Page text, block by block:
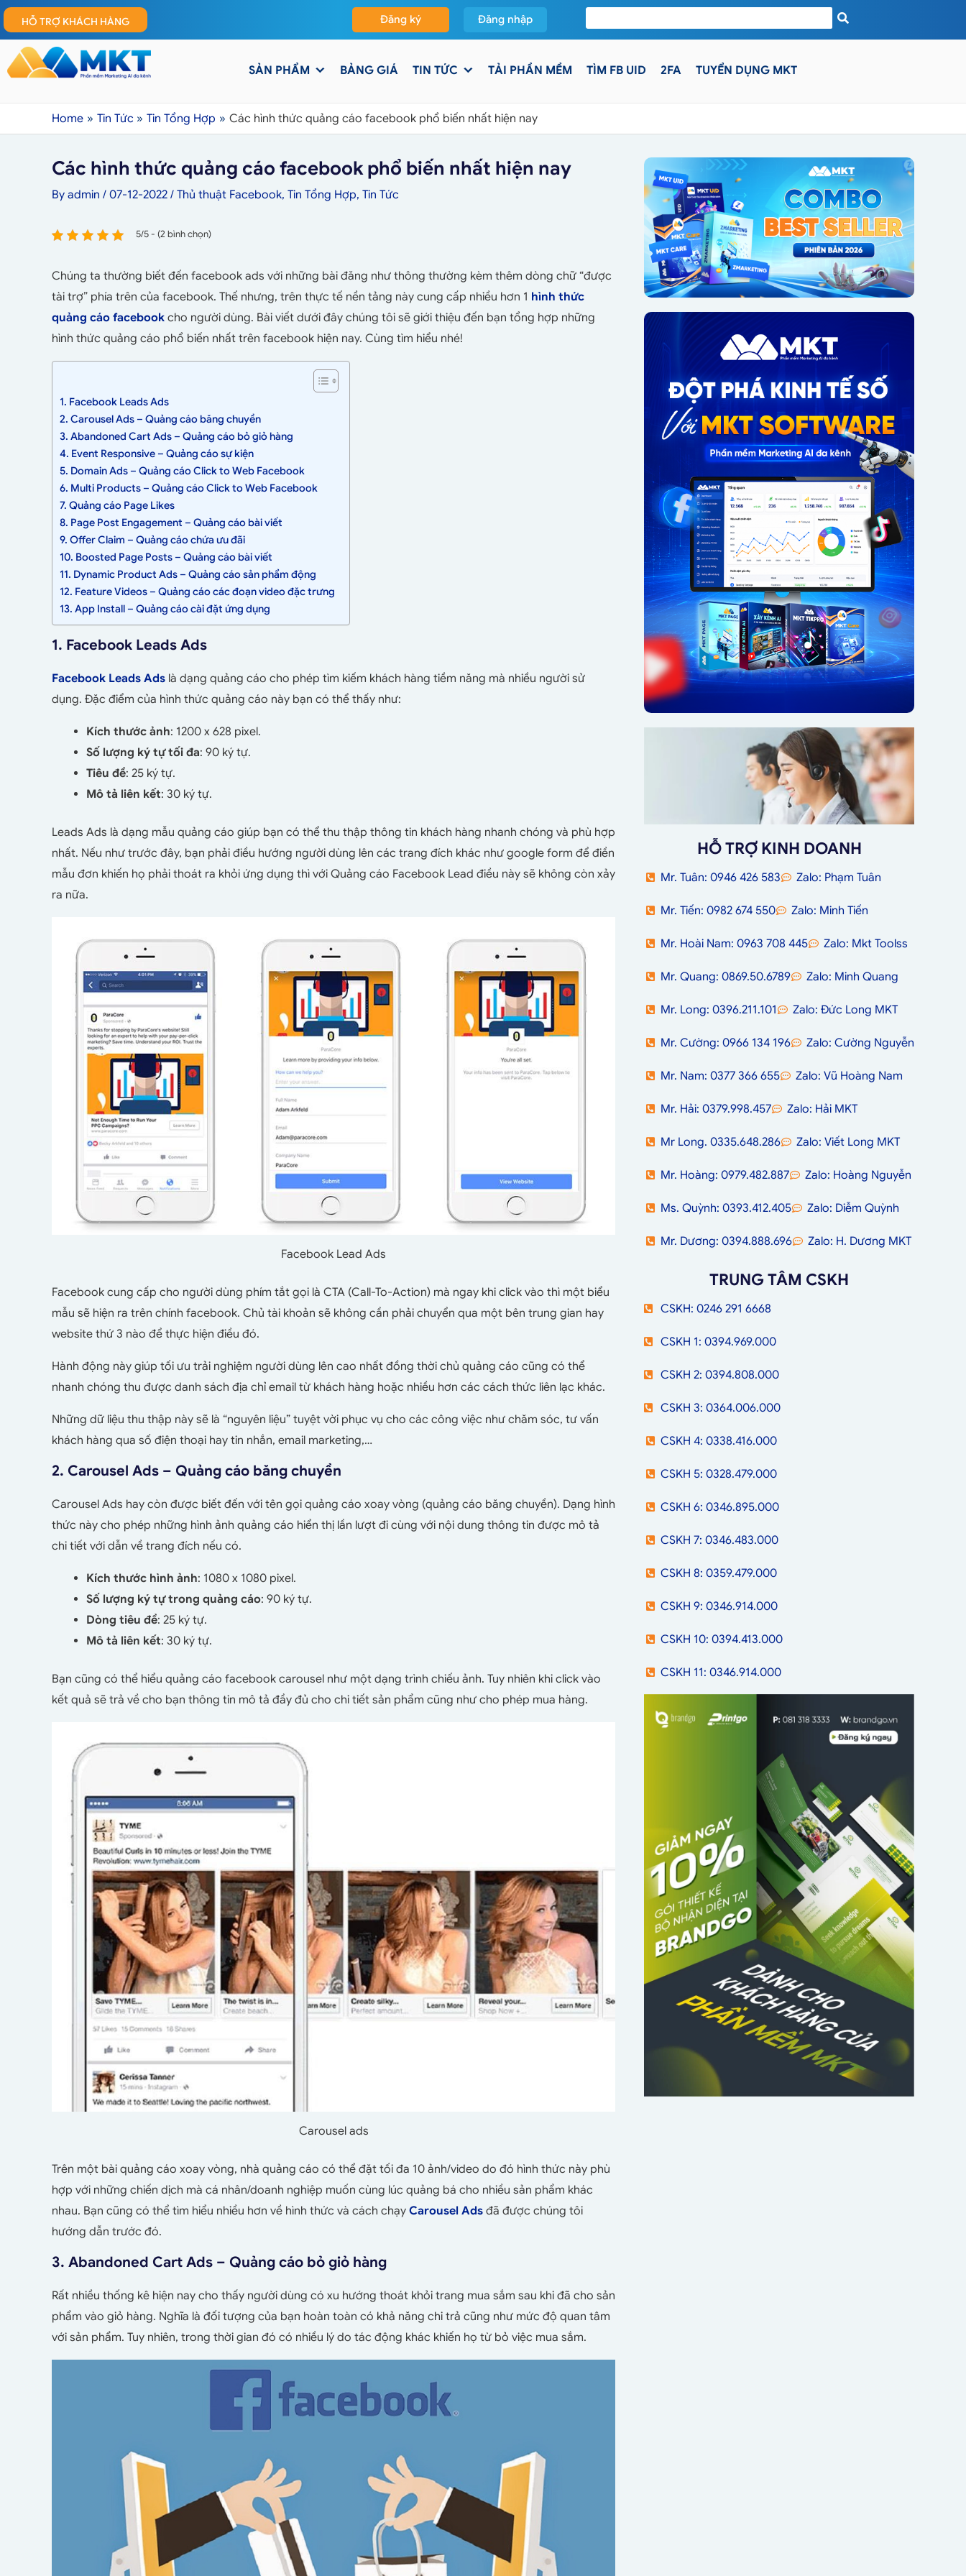
HỖ TRỢ KHÁCH HÀNG Đăng ký Đăng nhập
SẢN PHẨM BẢNG GIÁ TIN TỨC TẢI PHẦN MỀM TÌM FB UID 2FA TUYỂN DỤNG MKT
Home Tin Tức Tin Tổng Hợp Các hình thức quảng cáo facebook phổ biến nhất hiện nay
Các hình thức quảng cáo facebook phổ biến nhất hiện nay
By admin / 07-12-2022 / Thủ thuật Facebook, Tin Tổng Hợp, Tin Tức
5/5 - (2 bình chọn)
Chúng ta thường biết đến facebook ads với những bài đăng như thông thường kèm thêm dòng chữ “được
tài trợ” phía trên của facebook. Thế nhưng, trên thực tế nền tảng này cung cấp nhiều hơn 1 hình thức
quảng cáo facebook cho người dùng. Bài viết dưới đây chúng tôi sẽ giới thiệu đến bạn tổng hợp những
hình thức quảng cáo phổ biến nhất trên facebook hiện nay. Cùng tìm hiểu nhé!
1. Facebook Leads Ads
2. Carousel Ads – Quảng cáo băng chuyền
3. Abandoned Cart Ads – Quảng cáo bỏ giỏ hàng
4. Event Responsive – Quảng cáo sự kiện
5. Domain Ads – Quảng cáo Click to Web Facebook
6. Multi Products – Quảng cáo Click to Web Facebook
7. Quảng cáo Page Likes
8. Page Post Engagement – Quảng cáo bài viết
9. Offer Claim – Quảng cáo chứa ưu đãi
10. Boosted Page Posts – Quảng cáo bài viết
11. Dynamic Product Ads – Quảng cáo sản phẩm động
12. Feature Videos – Quảng cáo các đoạn video đặc trưng
13. App Install – Quảng cáo cài đặt ứng dụng
1. Facebook Leads Ads
Facebook Leads Ads là dạng quảng cáo cho phép tìm kiếm khách hàng tiềm năng mà nhiều người sử
dụng. Đặc điểm của hình thức quảng cáo này bạn có thể thấy như:
Kích thước ảnh: 1200 x 628 pixel.
Số lượng ký tự tối đa: 90 ký tự.
Tiêu đề: 25 ký tự.
Mô tả liên kết: 30 ký tự.
Leads Ads là dạng mẫu quảng cáo giúp bạn có thể thu thập thông tin khách hàng nhanh chóng và phù hợp
nhất. Nếu như trước đây, bạn phải điều hướng người dùng lên các trang đích khác như google form để điền
mẫu đơn khiến họ phải thoát ra khỏi ứng dụng thì với Quảng cáo Facebook Lead điều này sẽ không còn xảy
ra nữa.
Facebook Lead Ads
Facebook cung cấp cho người dùng phím tắt gọi là CTA (Call-To-Action) mà ngay khi click vào thì một biểu
mẫu sẽ hiện ra trên chính facebook. Chủ tài khoản sẽ không cần phải chuyển qua một bên trung gian hay
website thứ 3 nào để thực hiện điều đó.
Hành động này giúp tối ưu trải nghiệm người dùng lên cao nhất đồng thời chủ quảng cáo cũng có thể
nhanh chóng thu được danh sách địa chỉ email từ khách hàng hoặc nhiều hơn các cách thức liên lạc khác.
Những dữ liệu thu thập này sẽ là “nguyên liệu” tuyệt vời phục vụ cho các công việc như chăm sóc, tư vấn
khách hàng qua số điện thoại hay tin nhắn, email marketing,…
2. Carousel Ads – Quảng cáo băng chuyền
Carousel Ads hay còn được biết đến với tên gọi quảng cáo xoay vòng (quảng cáo băng chuyền). Dạng hình
thức này cho phép những hình ảnh quảng cáo hiển thị lần lượt đi cùng với nội dung thông tin được mô tả
chi tiết với dẫn về trang đích nếu có.
Kích thước hình ảnh: 1080 x 1080 pixel.
Số lượng ký tự trong quảng cáo: 90 ký tự.
Dòng tiêu đề: 25 ký tự.
Mô tả liên kết: 30 ký tự.
Bạn cũng có thể hiểu quảng cáo facebook carousel như một dạng trình chiếu ảnh. Tuy nhiên khi click vào
kết quả sẽ trả về cho bạn thông tin mô tả đầy đủ cho chi tiết sản phẩm cũng như cho phép mua hàng.
Carousel ads
Trên một bài quảng cáo xoay vòng, nhà quảng cáo có thể đặt tối đa 10 ảnh/video do đó hình thức này phù
hợp với những chiến dịch mà cá nhân/doanh nghiệp muốn cùng lúc quảng bá cho nhiều sản phẩm khác
nhau. Bạn cũng có thể tìm hiểu nhiều hơn về hình thức và cách chạy Carousel Ads đã được chúng tôi
hướng dẫn trước đó.
3. Abandoned Cart Ads – Quảng cáo bỏ giỏ hàng
Rất nhiều thống kê hiện nay cho thấy người dùng có xu hướng thoát khỏi trang mua sắm sau khi đã cho sản
phẩm vào giỏ hàng. Nghĩa là đối tượng của bạn hoàn toàn có khả năng chi trả cũng như mức độ quan tâm
với sản phẩm. Tuy nhiên, trong thời gian đó có nhiều lý do tác động khác khiến họ từ bỏ việc mua sắm.
HỖ TRỢ KINH DOANH
Mr. Tuân: 0946 426 583 Zalo: Phạm Tuân
Mr. Tiến: 0982 674 550 Zalo: Minh Tiến
Mr. Hoài Nam: 0963 708 445 Zalo: Mkt Toolss
Mr. Quang: 0869.50.6789 Zalo: Minh Quang
Mr. Long: 0396.211.101 Zalo: Đức Long MKT
Mr. Cường: 0966 134 196 Zalo: Cường Nguyễn
Mr. Nam: 0377 366 655 Zalo: Vũ Hoàng Nam
Mr. Hải: 0379.998.457 Zalo: Hải MKT
Mr Long. 0335.648.286 Zalo: Viết Long MKT
Mr. Hoàng: 0979.482.887 Zalo: Hoàng Nguyễn
Ms. Quỳnh: 0393.412.405 Zalo: Diễm Quỳnh
Mr. Dương: 0394.888.696 Zalo: H. Dương MKT
TRUNG TÂM CSKH
CSKH: 0246 291 6668
CSKH 1: 0394.969.000
CSKH 2: 0394.808.000
CSKH 3: 0364.006.000
CSKH 4: 0338.416.000
CSKH 5: 0328.479.000
CSKH 6: 0346.895.000
CSKH 7: 0346.483.000
CSKH 8: 0359.479.000
CSKH 9: 0346.914.000
CSKH 10: 0394.413.000
CSKH 11: 0346.914.000